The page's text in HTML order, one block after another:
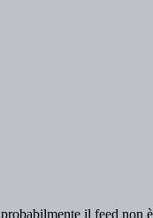
il feed non